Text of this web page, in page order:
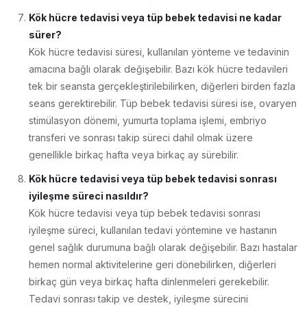
Kök hücre tedavisi veya tüp bebek tedavisi ne kadar
sürer?
Kök hücre tedavisi süresi, kullanılan yönteme ve tedavinin
amacına bağlı olarak değişebilir. Bazı kök hücre tedavileri
tek bir seansta gerçekleştirilebilirken, diğerleri birden fazla
seans gerektirebilir. Tüp bebek tedavisi süresi ise, ovaryen
stimülasyon dönemi, yumurta toplama işlemi, embriyo
transferi ve sonrası takip süreci dahil olmak üzere
genellikle birkaç hafta veya birkaç ay sürebilir.
Kök hücre tedavisi veya tüp bebek tedavisi sonrası
iyileşme süreci nasıldır?
Kök hücre tedavisi veya tüp bebek tedavisi sonrası
iyileşme süreci, kullanılan tedavi yöntemine ve hastanın
genel sağlık durumuna bağlı olarak değişebilir. Bazı hastalar
hemen normal aktivitelerine geri dönebilirken, diğerleri
birkaç gün veya birkaç hafta dinlenmeleri gerekebilir.
Tedavi sonrası takip ve destek, iyileşme sürecini